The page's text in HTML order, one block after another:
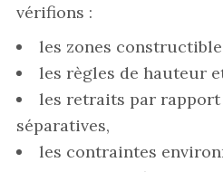
vérifions :
les zones
les règles de hauteur
les retraits par
séparatives,
les contraintes